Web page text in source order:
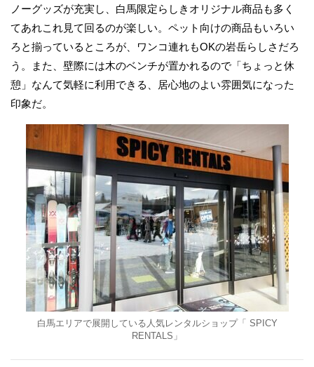
ノーグッズが充実し、白馬限定らしきオリジナル商品も多く
てあれこれ見て回るのが楽しい。ペット向けの商品もいろい
ろと揃っているところが、ワンコ連れもOKの岩岳らしさだろ
う。また、壁際には木のベンチが置かれるので「ちょっと休
憩」なんて気軽に利用できる、居心地のよい雰囲気になった
印象だ。
白馬エリアで展開している人気レンタルショップ「 SPICY
RENTALS」